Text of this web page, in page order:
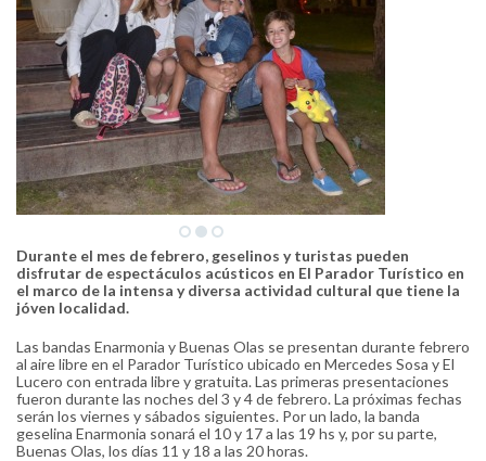
Durante el mes de febrero, geselinos y turistas pueden
disfrutar de espectáculos acústicos en El Parador Turístico en
el marco de la intensa y diversa actividad cultural que tiene la
jóven localidad.
Las bandas Enarmonia y Buenas Olas se presentan durante febrero
al aire libre en el Parador Turístico ubicado en Mercedes Sosa y El
Lucero con entrada libre y gratuita. Las primeras presentaciones
fueron durante las noches del 3 y 4 de febrero. La próximas fechas
serán los viernes y sábados siguientes. Por un lado, la banda
geselina Enarmonia sonará el 10 y 17 a las 19 hs y, por su parte,
Buenas Olas, los días 11 y 18 a las 20 horas.